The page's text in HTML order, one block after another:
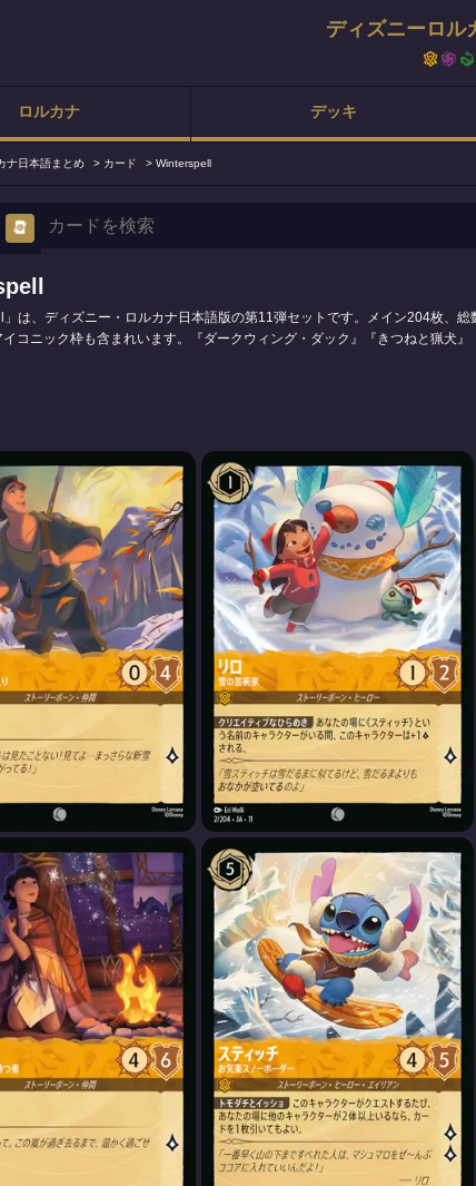
ディズニーロル
ロルカナ デッキ
ナ日本語まとめ > カード > Winterspell
」は、ディズニー・ロルカナ日本語版の第11弾セットです。メイン204枚、
コニック枠も含まれいます。『ダークウィング・ダック』『きつねと猟犬』